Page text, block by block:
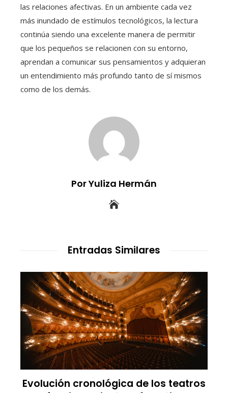
las relaciones afectivas. En un ambiente cada vez
más inundado de estímulos tecnológicos, la lectura
continúa siendo una excelente manera de permitir
que los pequeños se relacionen con su entorno,
aprendan a comunicar sus pensamientos y adquieran
un entendimiento más profundo tanto de sí mismos
como de los demás.
Por Yuliza Hermán
Entradas Similares
Evolución cronológica de los teatros